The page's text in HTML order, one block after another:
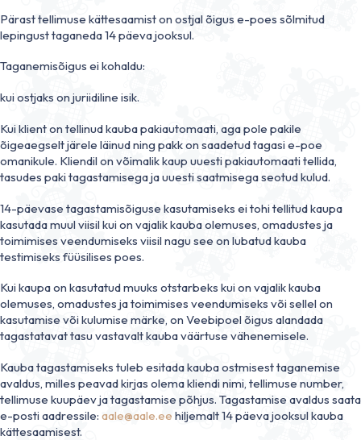
Pärast tellimuse kättesaamist on ostjal õigus e-poes sõlmitud
lepingust taganeda 14 päeva jooksul.
Taganemisõigus ei kohaldu:
kui ostjaks on juriidiline isik.
Kui klient on tellinud kauba pakiautomaati, aga pole pakile
õigeaegselt järele läinud ning pakk on saadetud tagasi e-poe
omanikule. Kliendil on võimalik kaup uuesti pakiautomaati tellida,
tasudes paki tagastamisega ja uuesti saatmisega seotud kulud.
14-päevase tagastamisõiguse kasutamiseks ei tohi tellitud kaupa
kasutada muul viisil kui on vajalik kauba olemuses, omadustes ja
toimimises veendumiseks viisil nagu see on lubatud kauba
testimiseks füüsilises poes.
Kui kaupa on kasutatud muuks otstarbeks kui on vajalik kauba
olemuses, omadustes ja toimimises veendumiseks või sellel on
kasutamise või kulumise märke, on Veebipoel õigus alandada
tagastatavat tasu vastavalt kauba väärtuse vähenemisele.
Kauba tagastamiseks tuleb esitada kauba ostmisest taganemise
avaldus, milles peavad kirjas olema kliendi nimi, tellimuse number,
tellimuse kuupäev ja tagastamise põhjus. Tagastamise avaldus saata
e-posti aadressile: aale@aale.ee hiljemalt 14 päeva jooksul kauba
kättesaamisest.